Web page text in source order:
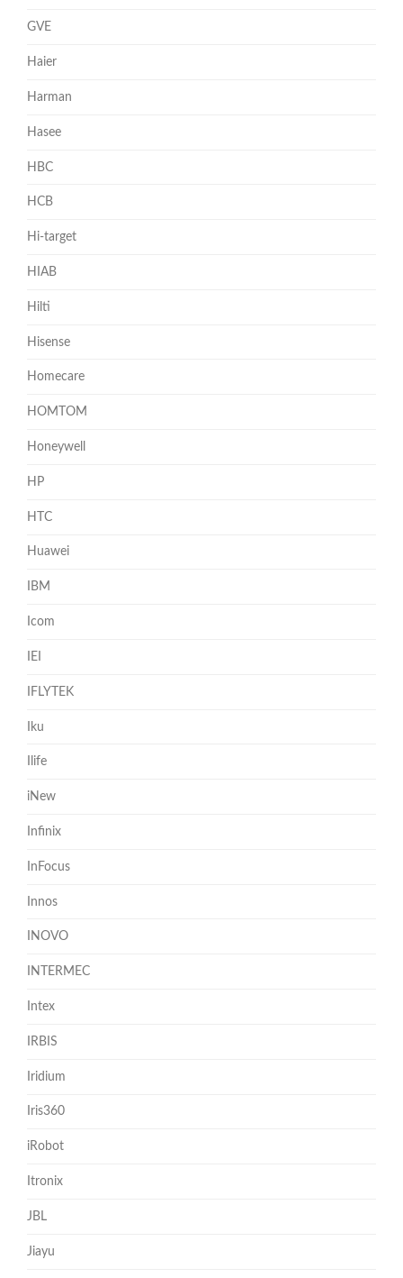
GVE
Haier
Harman
Hasee
HBC
HCB
Hi-target
HIAB
Hilti
Hisense
Homecare
HOMTOM
Honeywell
HP
HTC
Huawei
IBM
Icom
IEI
IFLYTEK
Iku
Ilife
iNew
Infinix
InFocus
Innos
INOVO
INTERMEC
Intex
IRBIS
Iridium
Iris360
iRobot
Itronix
JBL
Jiayu